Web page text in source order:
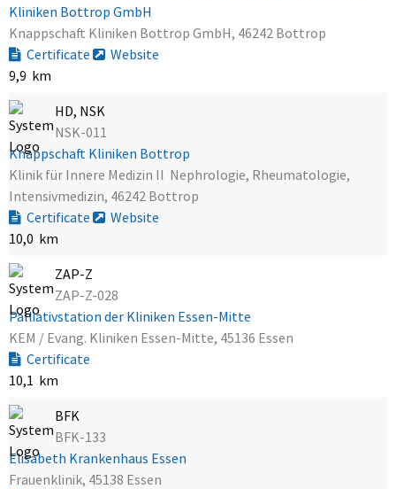
Kliniken Bottrop GmbH
Knappschaft Kliniken Bottrop GmbH, 46242 Bottrop
Certificate
Website
9,9 km
HD, NSK
NSK-011
Knappschaft Kliniken Bottrop
Klinik für Innere Medizin II  Nephrologie, Rheumatologie,
Intensivmedizin, 46242 Bottrop
Certificate
Website
10,0 km
ZAP-Z
ZAP-Z-028
Palliativstation der Kliniken Essen-Mitte
KEM / Evang. Kliniken Essen-Mitte, 45136 Essen
Certificate
10,1 km
BFK
BFK-133
Elisabeth Krankenhaus Essen
Frauenklinik, 45138 Essen